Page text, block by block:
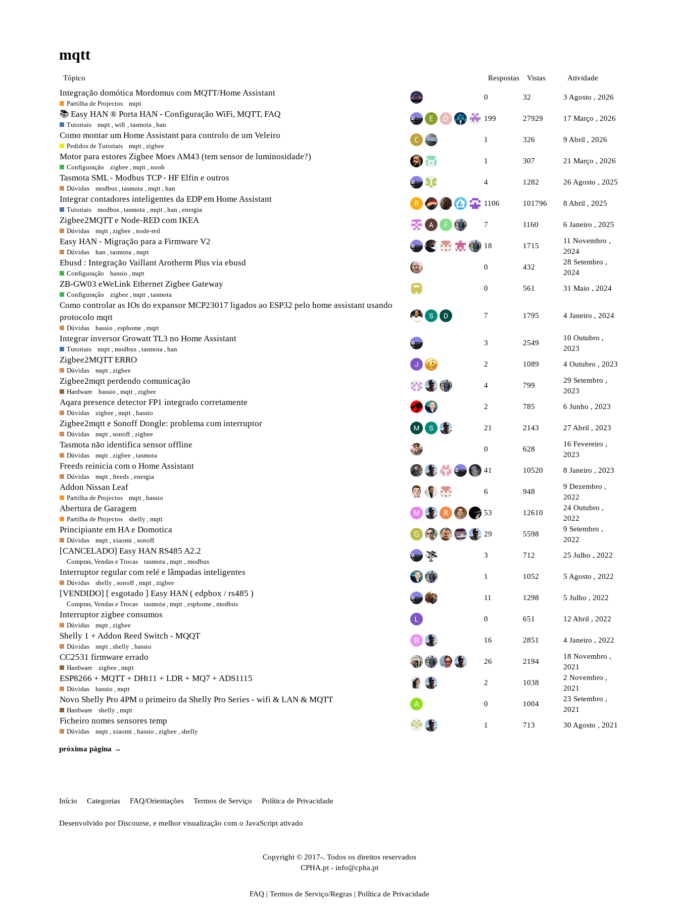
mqtt
Tópico Respostas Vistas Atividade
Integração domótica Mordomus com MQTT/Home Assistant
Partilha de Projectos mqtt
0 32 3 Agosto , 2026
📚 Easy HAN ® Porta HAN - Configuração WiFi, MQTT, FAQ
Tutoriais mqtt ,wifi tasmota han
199 27929 17 Março , 2026
Como montar um Home Assistant para controlo de um Veleiro
Pedidos de Tutoriais mqtt ,zigbee
1 326 9 Abril , 2026
Motor para estores Zigbee Moes AM43 (tem sensor de luminosidade?)
Configuração zigbee ,mqtt noob
1 307 21 Março , 2026
Tasmota SML - Modbus TCP - HF Elfin e outros
Dúvidas modbus ,tasmota mqtt han
4 1282 26 Agosto , 2025
Integrar contadores inteligentes da EDP em Home Assistant
Tutoriais modbus ,tasmota mqtt han ,energia
1106 101796 8 Abril , 2025
Zigbee2MQTT e Node-RED com IKEA
Dúvidas mqtt ,zigbee node-red
7 1160 6 Janeiro , 2025
Easy HAN - Migração para a Firmware V2
Dúvidas han ,tasmota mqtt
18 1715
11 Novembro ,
2024
Ebusd : Integração Vaillant Arotherm Plus via ebusd
Configuração hassio ,mqtt
0 432
28 Setembro ,
2024
ZB-GW03 eWeLink Ethernet Zigbee Gateway
Configuração zigbee ,mqtt tasmota
0 561 31 Maio , 2024
Como controlar as IOs do expansor MCP23017 ligados ao ESP32 pelo home assistant usando
protocolo mqtt
Dúvidas hassio ,esphome mqtt
7 1795 4 Janeiro , 2024
Integrar inversor Growatt TL3 no Home Assistant
Tutoriais mqtt ,modbus tasmota han
3 2549
10 Outubro ,
2023
Zigbee2MQTT ERRO
Dúvidas mqtt ,zigbee
2 1089 4 Outubro , 2023
Zigbee2mqtt perdendo comunicação
Hardware hassio ,mqtt zigbee
4 799
29 Setembro ,
2023
Aqara presence detector FP1 integrado corretamente
Dúvidas zigbee ,mqtt hassio
2 785 6 Junho , 2023
Zigbee2mqtt e Sonoff Dongle: problema com interruptor
Dúvidas mqtt ,sonoff zigbee
21 2143 27 Abril , 2023
Tasmota não identifica sensor offline
Dúvidas mqtt ,zigbee tasmota
0 628
16 Fevereiro ,
2023
Freeds reinicia com o Home Assistant
Dúvidas mqtt ,freeds energia
41 10520 8 Janeiro , 2023
Addon Nissan Leaf
Partilha de Projectos mqtt ,hassio
6 948
9 Dezembro ,
2022
Abertura de Garagem
Partilha de Projectos shelly ,mqtt
53 12610
24 Outubro ,
2022
Principiante em HA e Domotica
Dúvidas mqtt ,xiaomi sonoff
29 5598
9 Setembro ,
2022
[CANCELADO] Easy HAN RS485 A2.2
Compras, Vendas e Trocas tasmota ,mqtt modbus
3 712 25 Julho , 2022
Interruptor regular com relé e lâmpadas inteligentes
Dúvidas shelly ,sonoff mqtt zigbee
1 1052 5 Agosto , 2022
[VENDIDO] [ esgotado ] Easy HAN ( edpbox / rs485 )
Compras, Vendas e Trocas tasmota ,mqtt esphome modbus
11 1298 5 Julho , 2022
Interruptor zigbee consumos
Dúvidas mqtt ,zigbee
0 651 12 Abril , 2022
Shelly 1 + Addon Reed Switch - MQQT
Dúvidas mqtt ,shelly hassio
16 2851 4 Janeiro , 2022
CC2531 firmware errado
Hardware zigbee ,mqtt
26 2194
18 Novembro ,
2021
ESP8266 + MQTT + DHt11 + LDR + MQ7 + ADS1115
Dúvidas hassio ,mqtt
2 1038
2 Novembro ,
2021
Novo Shelly Pro 4PM o primeiro da Shelly Pro Series - wifi & LAN & MQTT
Hardware shelly ,mqtt
0 1004
23 Setembro ,
2021
Ficheiro nomes sensores temp
Dúvidas mqtt ,xiaomi hassio zigbee ,shelly
1 713 30 Agosto , 2021
próxima página →
Início Categorias FAQ/Orientações Termos de Serviço Política de Privacidade
Desenvolvido por Discourse, e melhor visualização com o JavaScript ativado
Copyright © 2017-. Todos os direitos reservados
CPHA.pt - info@cpha.pt
FAQ | Termos de Serviço/Regras | Política de Privacidade